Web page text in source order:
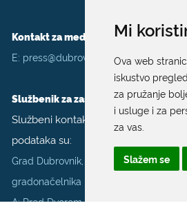
Mi
Ova web
iskustvo
za pružanje
i usluge i za
za vas
Slažem se
Kontakt za medije / Press contact
E: press@dubrovnik.hr
Službenik za zaštitu podataka
Službeni kontakt podaci službenika
podataka su:
Grad Dubrovnik, Upravni odjel za
gradonačelnika
A: Pred Dvorom 1; E: